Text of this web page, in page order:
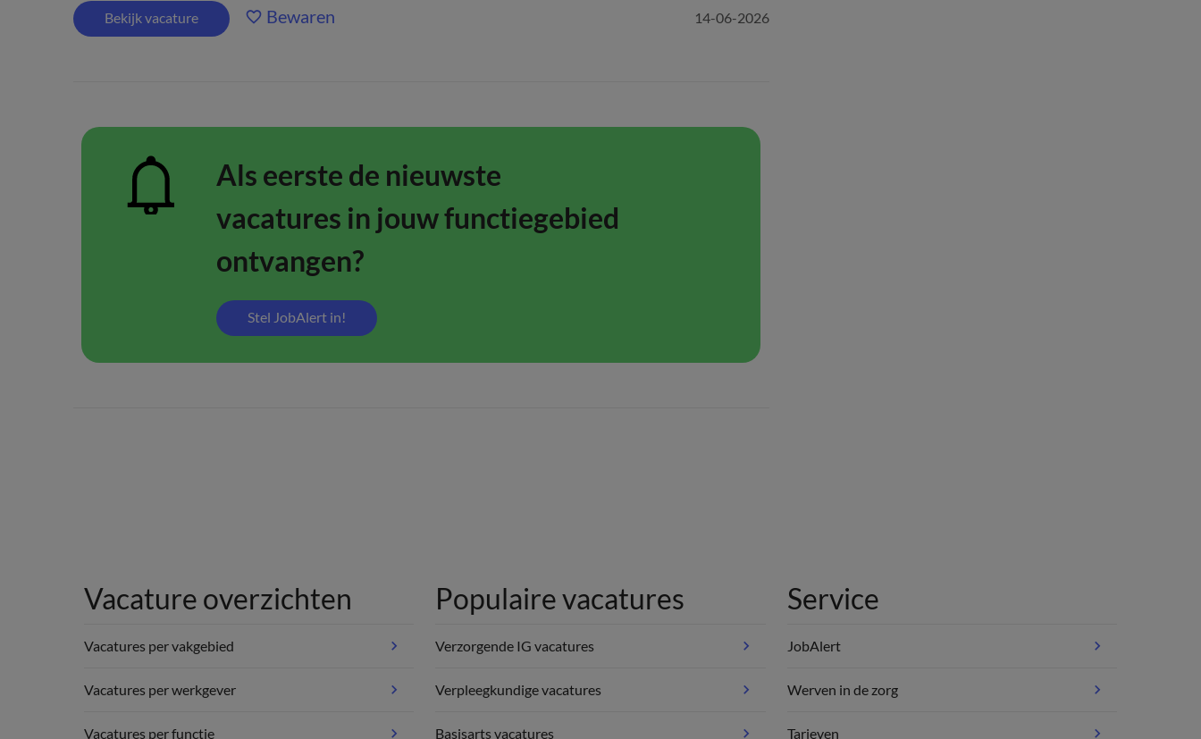
Bekijk vacature Bewaren 14-06-2026
Als eerste de nieuwste
vacatures in jouw functiegebied
ontvangen?
Stel JobAlert in!
Vacature overzichten
Vacatures per vakgebied
Vacatures per werkgever
Vacatures per functie
Populaire vacatures
Verzorgende IG vacatures
Verpleegkundige vacatures
Basisarts vacatures
Service
JobAlert
Werven in de zorg
Tarieven